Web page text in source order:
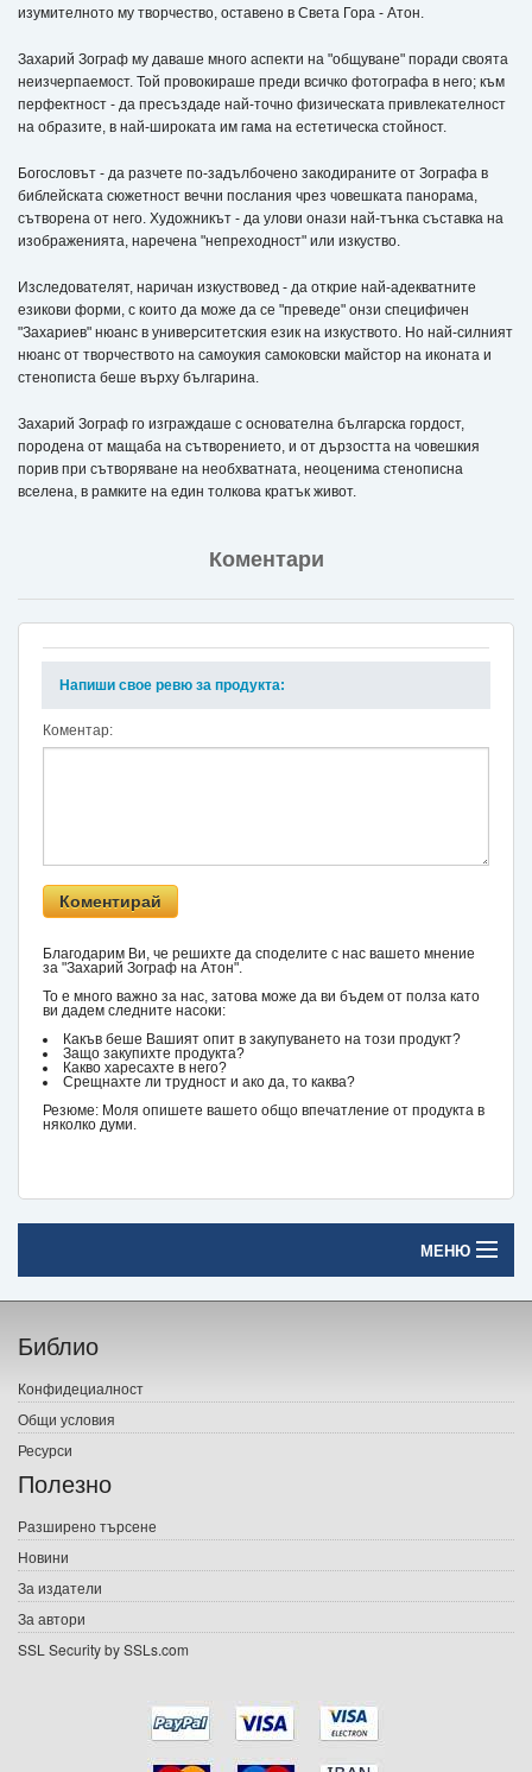
изумителното му творчество, оставено в Света Гора - Атон.
Захарий Зограф му даваше много аспекти на "общуване" поради своята
неизчерпаемост. Той провокираше преди всичко фотографа в него; към
перфектност - да пресъздаде най-точно физическата привлекателност
на образите, в най-широката им гама на естетическа стойност.
Богословът - да разчете по-задълбочено закодираните от Зографа в
библейската сюжетност вечни послания чрез човешката панорама,
сътворена от него. Художникът - да улови онази най-тънка съставка на
изображенията, наречена "непреходност" или изкуство.
Изследователят, наричан изкуствовед - да открие най-адекватните
езикови форми, с които да може да се "преведе" онзи специфичен
"Захариев" нюанс в университетския език на изкуството. Но най-силният
нюанс от творчеството на самоукия самоковски майстор на иконата и
стенописта беше върху българина.
Захарий Зограф го изграждаше с основателна българска гордост,
породена от мащаба на сътворението, и от дързостта на човешкия
порив при сътворяване на необхватната, неоценима стенописна
вселена, в рамките на един толкова кратък живот.
Коментари
Напиши свое ревю за продукта:
Коментар:
Благодарим Ви, че решихте да споделите с нас вашето мнение
за "Захарий Зограф на Атон".
То е много важно за нас, затова може да ви бъдем от полза като
ви дадем следните насоки:
Какъв беше Вашият опит в закупуването на този продукт?
Защо закупихте продукта?
Какво харесахте в него?
Срещнахте ли трудност и ако да, то каква?
Резюме: Моля опишете вашето общо впечатление от продукта в
няколко думи.
МЕНЮ
Начало
Печатни книги
Електронни книги
Е-списания
Подаръци
Ваучери
Библио
Конфидециалност
Общи условия
Ресурси
Полезно
Разширено търсене
Новини
За издатели
За автори
SSL Security by SSLs.com